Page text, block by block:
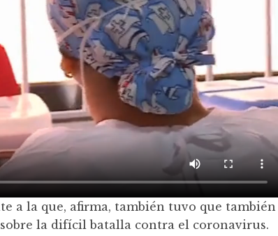
a la que, afirma, también tuvo que también
la difícil batalla contra el coronavirus.